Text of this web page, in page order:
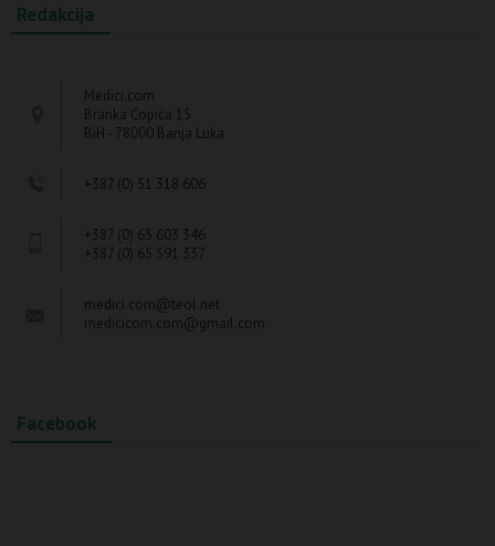
Redakcija
Medici.com
Branka Ćopića 15
BiH - 78000 Banja Luka
+387 (0) 51 318 606
+387 (0) 65 603 346
+387 (0) 65 591 337
medici.com@teol.net
medicicom.com@gmail.com
Facebook